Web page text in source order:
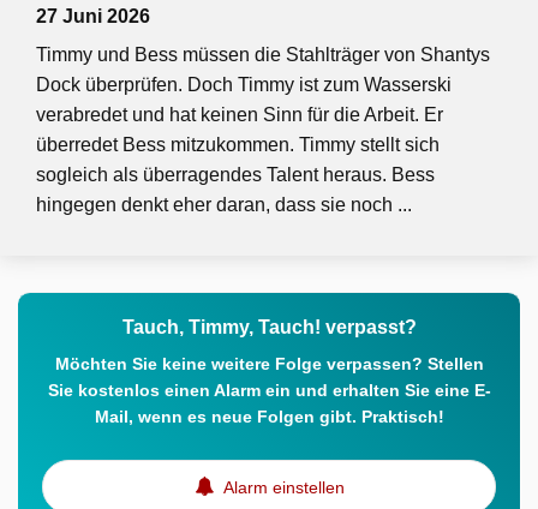
27 Juni 2026
Timmy und Bess müssen die Stahlträger von Shantys
Dock überprüfen. Doch Timmy ist zum Wasserski
verabredet und hat keinen Sinn für die Arbeit. Er
überredet Bess mitzukommen. Timmy stellt sich
sogleich als überragendes Talent heraus. Bess
hingegen denkt eher daran, dass sie noch ...
Tauch, Timmy, Tauch! verpasst?
Möchten Sie keine weitere Folge verpassen? Stellen
Sie kostenlos einen Alarm ein und erhalten Sie eine E-
Mail, wenn es neue Folgen gibt. Praktisch!
Alarm einstellen